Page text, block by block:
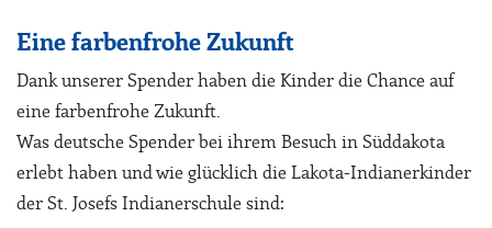
Eine farbenfrohe Zukunft
Dank unserer Spender haben die Kinder die Chance auf
eine farbenfrohe Zukunft.
Was deutsche Spender bei ihrem Besuch in Süddakota
erlebt haben und wie glücklich die Lakota-Indianerkinder
der St. Josefs Indianerschule sind: